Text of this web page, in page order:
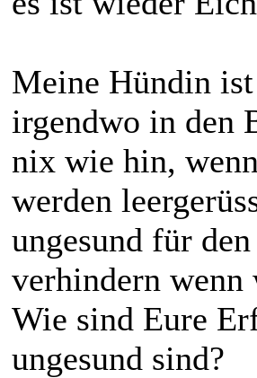
Meine Hündin
irgendwo in den
nix wie hin,
werden
ungesund für
verhindern
Wie sind Eure
ungesund sind?